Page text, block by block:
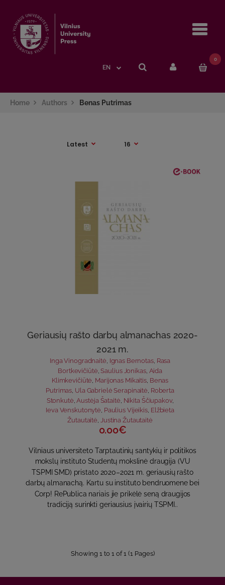
EN
0
Home Authors Benas Putrimas
Geriausių rašto darbų almanachas 2020-
2021 m.
Inga Vinogradnaitė, Ignas Bernotas, Rasa
Bortkevičiūtė ,Saulius Jonikas, Aida
Klimkevičiūtė, Marijonas Mikaitis, Benas
Putrimas, Ula Gabrielė Serapinaitė, Roberta
Stonkutė Austėja Šataitė Nikita Ščiupakov,
Ieva Venskutonytė, Paulius Vijeikis, Elžbieta
Žutautaitė
Justina Žutautaitė
0.00€
Vilniaus universiteto Tarptautinių santykių ir politikos
mokslų instituto Studentų mokslinė draugija (VU
TSPMI SMD) pristato 2020–2021 m. geriausių rašto
darbų almanachą. Kartu su instituto bendruomene bei
Corp! RePublica nariais jie prikėlė seną draugijos
tradiciją surinkti geriausius įvairių TSPMI..
Showing 1 to 1 of 1 (1 Pages)